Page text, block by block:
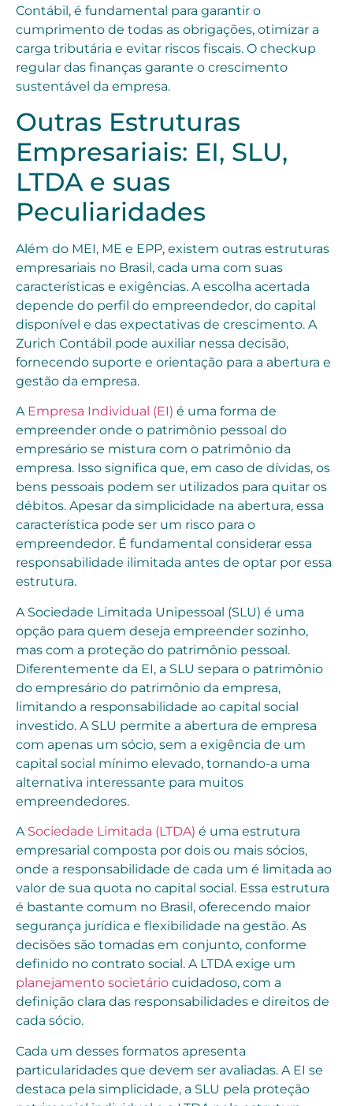
Contábil, é fundamental para garantir o
cumprimento de todas as obrigações, otimizar a
carga tributária e evitar riscos fiscais. O checkup
regular das finanças garante o crescimento
sustentável da empresa.
Outras Estruturas
Empresariais: EI, SLU,
LTDA e suas
Peculiaridades
Além do MEI, ME e EPP, existem outras estruturas
empresariais no Brasil, cada uma com suas
características e exigências. A escolha acertada
depende do perfil do empreendedor, do capital
disponível e das expectativas de crescimento. A
Zurich Contábil pode auxiliar nessa decisão,
fornecendo suporte e orientação para a abertura e
gestão da empresa.
A Empresa Individual (EI) é uma forma de
empreender onde o patrimônio pessoal do
empresário se mistura com o patrimônio da
empresa. Isso significa que, em caso de dívidas, os
bens pessoais podem ser utilizados para quitar os
débitos. Apesar da simplicidade na abertura, essa
característica pode ser um risco para o
empreendedor. É fundamental considerar essa
responsabilidade ilimitada antes de optar por essa
estrutura.
A Sociedade Limitada Unipessoal (SLU) é uma
opção para quem deseja empreender sozinho,
mas com a proteção do patrimônio pessoal.
Diferentemente da EI, a SLU separa o patrimônio
do empresário do patrimônio da empresa,
limitando a responsabilidade ao capital social
investido. A SLU permite a abertura de empresa
com apenas um sócio, sem a exigência de um
capital social mínimo elevado, tornando-a uma
alternativa interessante para muitos
empreendedores.
A Sociedade Limitada (LTDA) é uma estrutura
empresarial composta por dois ou mais sócios,
onde a responsabilidade de cada um é limitada ao
valor de sua quota no capital social. Essa estrutura
é bastante comum no Brasil, oferecendo maior
segurança jurídica e flexibilidade na gestão. As
decisões são tomadas em conjunto, conforme
definido no contrato social. A LTDA exige um
planejamento societário cuidadoso, com a
definição clara das responsabilidades e direitos de
cada sócio.
Cada um desses formatos apresenta
particularidades que devem ser avaliadas. A EI se
destaca pela simplicidade, a SLU pela proteção